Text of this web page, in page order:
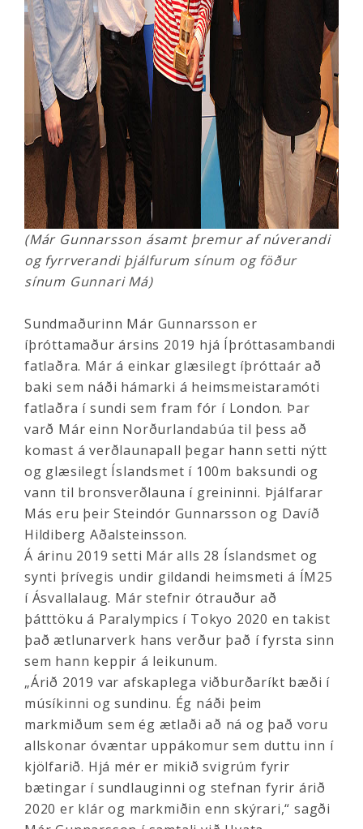
(Már Gunnarsson ásamt þremur af núverandi
og fyrrverandi þjálfurum sínum og föður
sínum Gunnari Má)
Sundmaðurinn Már Gunnarsson er
íþróttamaður ársins 2019 hjá Íþróttasambandi
fatlaðra. Már á einkar glæsilegt íþróttaár að
baki sem náði hámarki á heimsmeistaramóti
fatlaðra í sundi sem fram fór í London. Þar
varð Már einn Norðurlandabúa til þess að
komast á verðlaunapall þegar hann setti nýtt
og glæsilegt Íslandsmet í 100m baksundi og
vann til bronsverðlauna í greininni. Þjálfarar
Más eru þeir Steindór Gunnarsson og Davíð
Hildiberg Aðalsteinsson.
Á árinu 2019 setti Már alls 28 Íslandsmet og
synti þrívegis undir gildandi heimsmeti á ÍM25
í Ásvallalaug. Már stefnir ótrauður að
þátttöku á Paralympics í Tokyo 2020 en takist
það ætlunarverk hans verður það í fyrsta sinn
sem hann keppir á leikunum.
„Árið 2019 var afskaplega viðburðaríkt bæði í
músíkinni og sundinu. Ég náði þeim
markmiðum sem ég ætlaði að ná og það voru
allskonar óvæntar uppákomur sem duttu inn í
kjölfarið. Hjá mér er mikið svigrúm fyrir
bætingar í sundlauginni og stefnan fyrir árið
2020 er klár og markmiðin enn skýrari,“ sagði